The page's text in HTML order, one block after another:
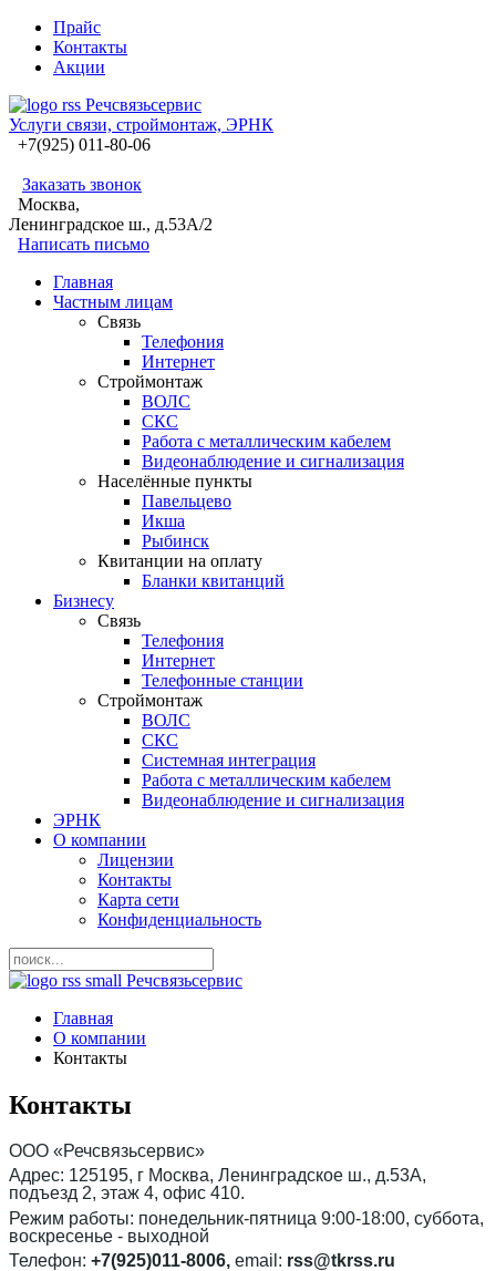
Прайс
Контакты
Акции
Речсвязьсервис
Услуги связи, строймонтаж, ЭРНК
+7(925) 011-80-06
Заказать звонок
Москва,
Ленинградское ш., д.53А/2
Написать письмо
Главная
Частным лицам
Связь
Телефония
Интернет
Строймонтаж
ВОЛС
СКС
Работа с металлическим кабелем
Видеонаблюдение и сигнализация
Населённые пункты
Павельцево
Икша
Рыбинск
Квитанции на оплату
Бланки квитанций
Бизнесу
Связь
Телефония
Интернет
Телефонные станции
Строймонтаж
ВОЛС
СКС
Системная интеграция
Работа с металлическим кабелем
Видеонаблюдение и сигнализация
ЭРНК
О компании
Лицензии
Контакты
Карта сети
Конфиденциальность
Речсвязьсервис
Главная
О компании
Контакты
Контакты
ООО «Речсвязьсервис»
Адрес: 125195, г Москва, Ленинградское ш., д.53А,
подъезд 2, этаж 4, офис 410.
Режим работы: понедельник-пятница 9:00-18:00, суббота,
воскресенье - выходной
Телефон: +7(925)011-8006, email: rss@tkrss.ru